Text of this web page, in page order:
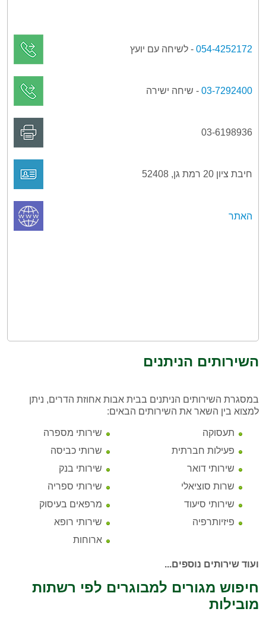
054-4252172 - לשיחה עם יועץ
03-7292400 - שיחה ישירה
03-6198936
חיבת ציון 20 רמת גן, 52408
האתר
השירותים הניתנים
במסגרת השירותים הניתנים בבית אבות אחוזת הדרים, ניתן
למצוא בין השאר את השירותים הבאים:
תעסוקה
פעילות חברתית
שירותי דואר
שרות סוציאלי
שירותי סיעוד
פיזיותרפיה
שירותי מספרה
שרותי כביסה
שירותי בנק
שירותי ספריה
מרפאים בעיסוק
שירותי רופא
ארוחות
ועוד שירותים נוספים...
חיפוש מגורים למבוגרים לפי רשתות
מובילות